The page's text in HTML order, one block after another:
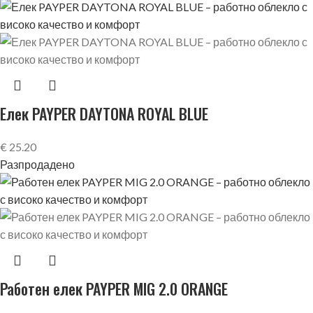
Елек PAYPER DAYTONA ROYAL BLUE
€ 25.20
Разпродадено
Работен елек PAYPER MIG 2.0 ORANGE